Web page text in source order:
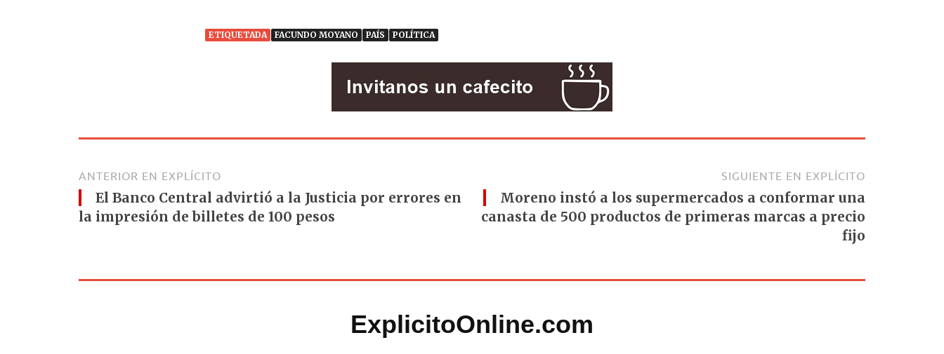
ETIQUETADA FACUNDO MOYANO PAÍS POLÍTICA
ANTERIOR EN EXPLÍCITO
El Banco Central advirtió a la Justicia por errores en
la impresión de billetes de 100 pesos
SIGUIENTE EN EXPLÍCITO
Moreno instó a los supermercados a conformar una
canasta de 500 productos de primeras marcas a precio
fijo
ExplicitoOnline.com